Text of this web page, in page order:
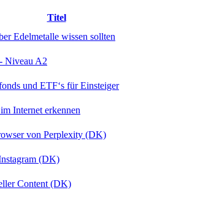
Titel
Edelmetalle wissen sollten
Niveau A2
und ETF‘s für Einsteiger
Internet erkennen
von Perplexity (DK)
(DK)
Content (DK)